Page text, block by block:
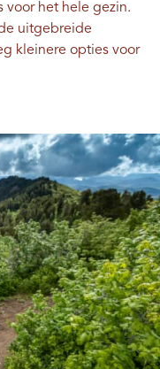
het hele gezin.
uitgebreide
kleinere opties voor